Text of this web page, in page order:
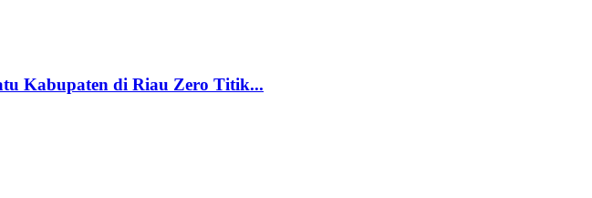
Kabupaten di Riau Zero Titik...